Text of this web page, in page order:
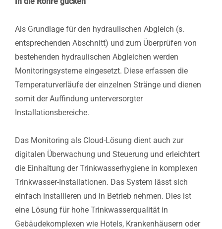
Als Grundlage für den hydraulischen Abgleich (s.
entsprechenden Abschnitt) und zum Überprüfen von
bestehenden hydraulischen Abgleichen werden
Monitoringsysteme eingesetzt. Diese erfassen die
Temperaturverläufe der einzelnen Stränge und dienen
somit der Auffindung unterversorgter
Installationsbereiche.
Das Monitoring als Cloud-Lösung dient auch zur
digitalen Überwachung und Steuerung und erleichtert
die Einhaltung der Trinkwasserhygiene in komplexen
Trinkwasser-Installationen. Das System lässt sich
einfach installieren und in Betrieb nehmen. Dies ist
eine Lösung für hohe Trinkwasserqualität in
Gebäudekomplexen wie Hotels, Krankenhäusern oder